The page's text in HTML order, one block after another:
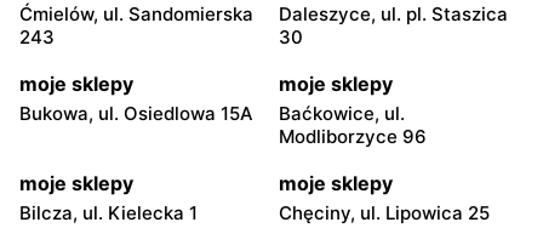
Ćmielów, ul. Sandomierska
243
Daleszyce, ul. pl. Staszica
30
moje sklepy
Bukowa, ul. Osiedlowa 15A
moje sklepy
Baćkowice, ul.
Modliborzyce 96
moje sklepy
Bilcza, ul. Kielecka 1
moje sklepy
Chęciny, ul. Lipowica 25